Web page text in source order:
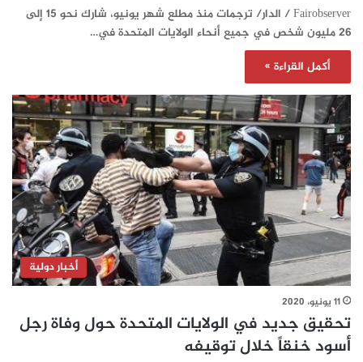
Fairobserver / الدار/ ترجمات منذ مطلع شهر يونيو، شارك نحو 15 إلى
26 مليون شخص في جميع أنحاء الولايات المتحدة في…
أكمل القراءة »
أخبار دولية
11 يونيو، 2020
تحقيق جديد في الولايات المتحدة حول وفاة رجل
أسود خنقاً خلال توقيفه